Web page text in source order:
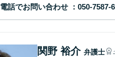
電話でお問い合わせ
関野 裕介 弁護士